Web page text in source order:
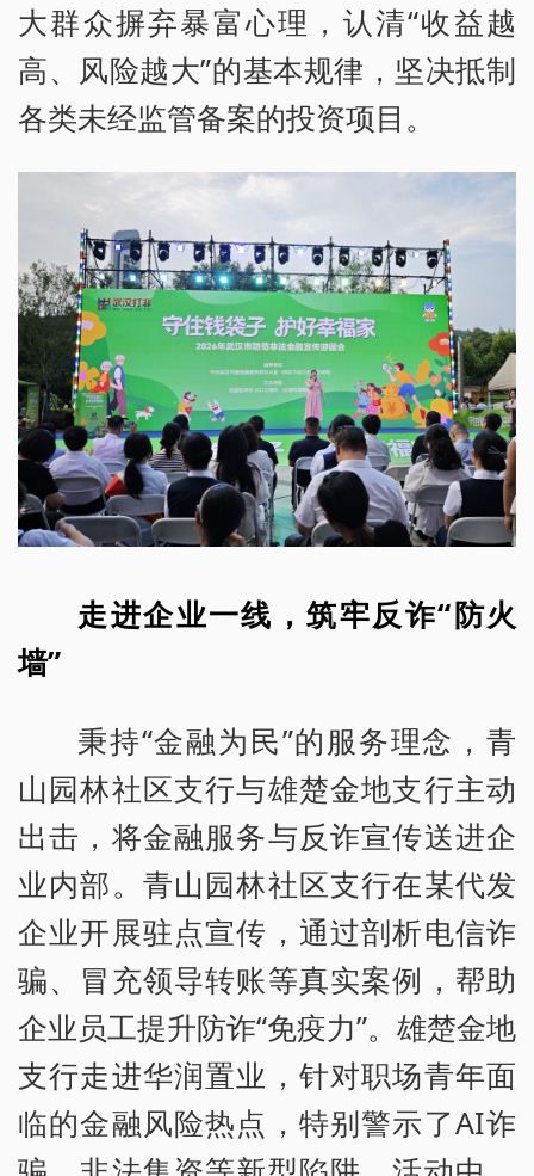
大群众摒弃暴富心理，认清“收益越
高、风险越大”的基本规律，坚决抵制
各类未经监管备案的投资项目。
走进企业一线，筑牢反诈“防火
墙”
秉持“金融为民”的服务理念，青
山园林社区支行与雄楚金地支行主动
出击，将金融服务与反诈宣传送进企
业内部。青山园林社区支行在某代发
企业开展驻点宣传，通过剖析电信诈
骗、冒充领导转账等真实案例，帮助
企业员工提升防诈“免疫力”。雄楚金地
支行走进华润置业，针对职场青年面
临的金融风险热点，特别警示了AI诈